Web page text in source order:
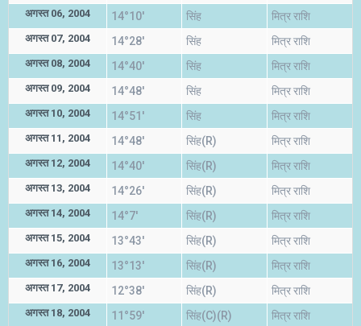
अगस्त 06, 2004 14°10' सिंह मित्र राशि
अगस्त 07, 2004 14°28' सिंह मित्र राशि
अगस्त 08, 2004 14°40' सिंह मित्र राशि
अगस्त 09, 2004 14°48' सिंह मित्र राशि
अगस्त 10, 2004 14°51' सिंह मित्र राशि
अगस्त 11, 2004 14°48' सिंह(R) मित्र राशि
अगस्त 12, 2004 14°40' सिंह(R) मित्र राशि
अगस्त 13, 2004 14°26' सिंह(R) मित्र राशि
अगस्त 14, 2004 14°7' सिंह(R) मित्र राशि
अगस्त 15, 2004 13°43' सिंह(R) मित्र राशि
अगस्त 16, 2004 13°13' सिंह(R) मित्र राशि
अगस्त 17, 2004 12°38' सिंह(R) मित्र राशि
अगस्त 18, 2004 11°59' सिंह(C)(R) मित्र राशि